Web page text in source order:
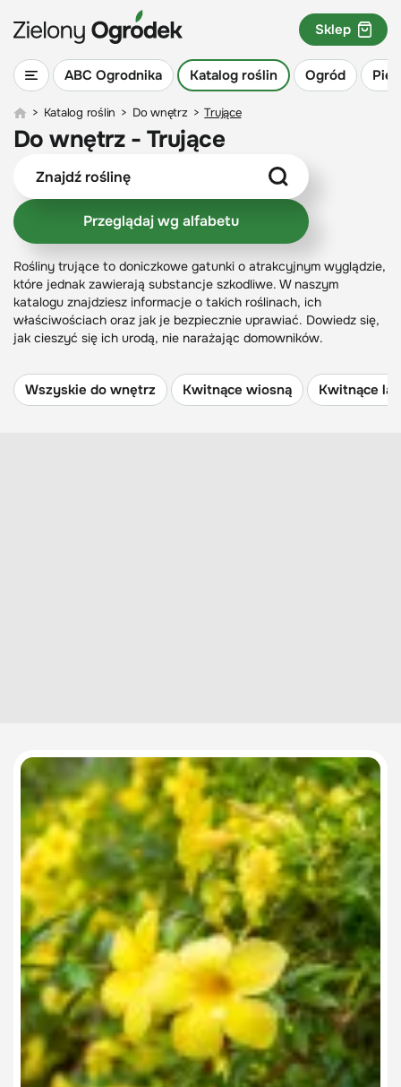
ABC Ogrodnika Katalog roślin Ogród
Sklep
> Katalog roślin > Do wnętrz > Trujące
Do wnętrz - Trujące
Przeglądaj wg alfabetu
Rośliny trujące to doniczkowe gatunki o atrakcyjnym wyglądzie,
które jednak zawierają substancje szkodliwe. W naszym
katalogu znajdziesz informacje o takich roślinach, ich
właściwościach oraz jak je bezpiecznie uprawiać. Dowiedz się,
jak cieszyć się ich urodą, nie narażając domowników.
Wszyskie do wnętrz Kwitnące wiosną Kwitnące